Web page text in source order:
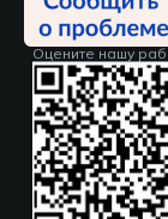
Оцените нашу